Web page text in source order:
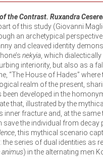
the Contrast. Ruxandra
of this study (Giovanni
an archetypical
and cleaved identity
nekyia, which
interiority, but also as a
“The House of Hades”
realm of the present,
developed in the
that, illustrated by the
fracture and, at the
the individual from
, this mythical scenario
series of dual identities as
animus) in the alternating men